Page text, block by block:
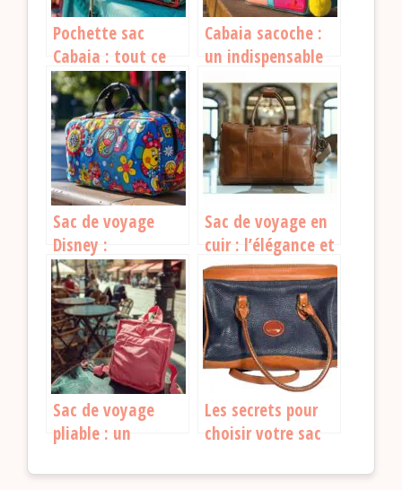
Pochette sac
Cabaia : tout ce
qu’il faut savoir
Cabaia sacoche :
un indispensable
pour vos
déplacements
Sac de voyage
Disney :
l’accessoire parfait
pour vos
aventures
Sac de voyage en
cuir : l’élégance et
la praticité pour
vos escapades
Sac de voyage
pliable : un
les globe-
Les secrets pour
choisir votre sac
parfait